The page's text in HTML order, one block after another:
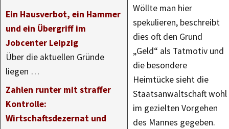
Ein Hausverbot, ein Hammer
und ein Übergriff im
Jobcenter Leipzig
Über die aktuellen Gründe
liegen …
Zahlen runter mit straffer
Kontrolle:
Wirtschaftsdezernat und
Wöllte man hier
spekulieren, beschreibt
dies oft den Grund
„Geld“ als Tatmotiv und
die besondere
Heimtücke sieht die
Staatsanwaltschaft wohl
im gezielten Vorgehen
des Mannes gegeben.